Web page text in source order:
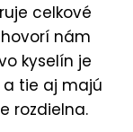
celkové
nám
kyselín je
a tie aj majú
rozdielna.